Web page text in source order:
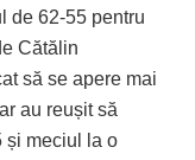
de 62-55 pentru
Cătălin
să se apere mai
au reușit să
și meciul la o